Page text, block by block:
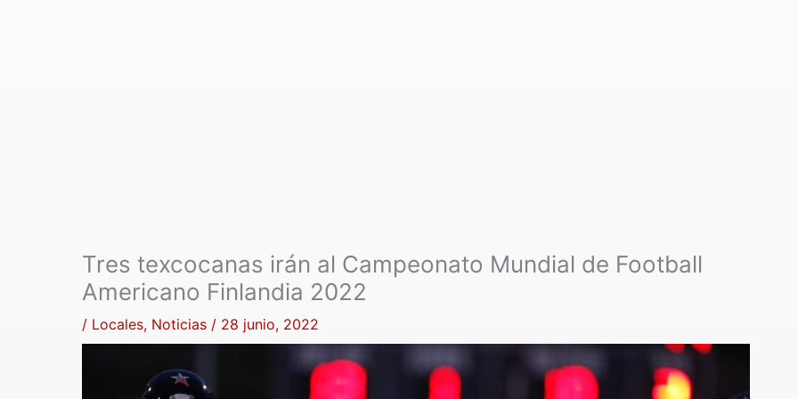
Tres texcocanas irán al Campeonato Mundial de Football
Americano Finlandia 2022
/ Locales, Noticias / 28 junio, 2022